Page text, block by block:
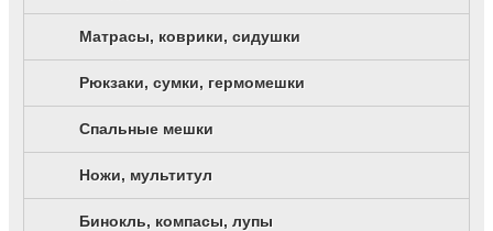
Матрасы, коврики, сидушки
Рюкзаки, сумки, гермомешки
Спальные мешки
Ножи, мультитул
Бинокль, компасы, лупы